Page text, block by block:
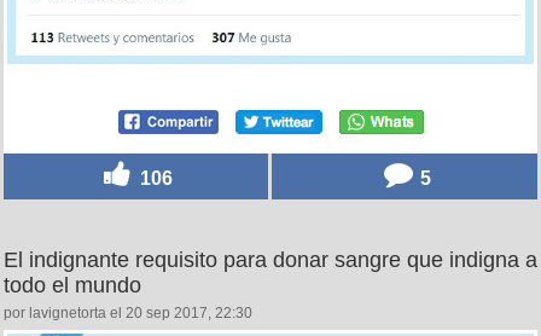
106 5
El indignante requisito para donar sangre que indigna a
todo el mundo
por lavignetorta el 20 sep 2017, 22:30